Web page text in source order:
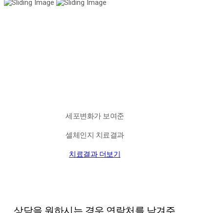
세포변화가 보여준
셀체인지 치료결과
치료결과 더보기
상담을 원하시는 경우 연락처를 남겨주